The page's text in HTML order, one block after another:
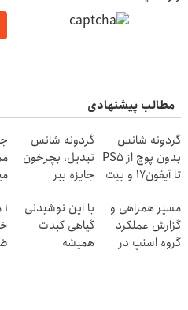
مطالب پیشنهادی
گردونه شانس
بدون پوچ از PS5
تا آیفون17 و بیت
گردونه شانس
تبدیل، بچرخون
جایزه ببر
مسیر همراهی و
گزارش عملکرد
گروه اسنپ در
با این نوشیدنی
گیاهی کبدت
همیشه